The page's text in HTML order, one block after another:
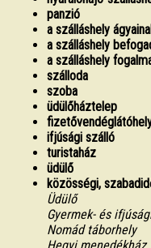
panzió
a szálláshely
a szálláshely
a szálláshely
szálloda
szoba
üdülőháztelep
ifjúsági szálló
turistaház
üdülő
közösségi,
Üdülő
Gyermek- és
Nomád táborhely